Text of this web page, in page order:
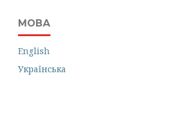
МОВА
English
Українська